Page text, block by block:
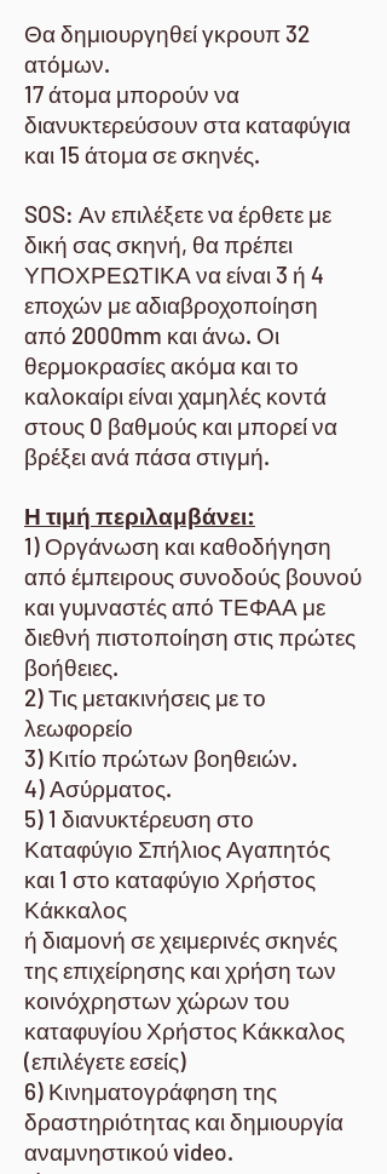
Θα δημιουργηθεί γκρουπ 32
ατόμων.
17 άτομα μπορούν να
διανυκτερεύσουν στα καταφύγια
και 15 άτομα σε σκηνές.
SOS: Αν επιλέξετε να έρθετε με
δική σας σκηνή, θα πρέπει
ΥΠΟΧΡΕΩΤΙΚΑ να είναι 3 ή 4
εποχών με αδιαβροχοποίηση
από 2000mm και άνω. Οι
θερμοκρασίες ακόμα και το
καλοκαίρι είναι χαμηλές κοντά
στους 0 βαθμούς και μπορεί να
βρέξει ανά πάσα στιγμή.
Η τιμή περιλαμβάνει:
1) Οργάνωση και καθοδήγηση
από έμπειρους συνοδούς βουνού
και γυμναστές από ΤΕΦΑΑ με
διεθνή πιστοποίηση στις πρώτες
βοήθειες.
2) Τις μετακινήσεις με το
λεωφορείο
3) Κιτίο πρώτων βοηθειών.
4) Ασύρματος.
5) 1 διανυκτέρευση στο
Καταφύγιο Σπήλιος Αγαπητός
και 1 στο καταφύγιο Χρήστος
Κάκκαλος
ή διαμονή σε χειμερινές σκηνές
της επιχείρησης και χρήση των
κοινόχρηστων χώρων του
καταφυγίου Χρήστος Κάκκαλος
(επιλέγετε εσείς)
6) Κινηματογράφηση της
δραστηριότητας και δημιουργία
αναμνηστικού video.